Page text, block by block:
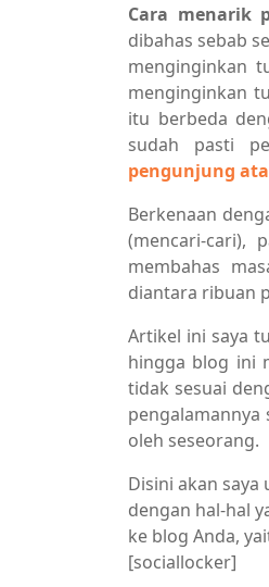
Cara menarik
dibahas sebab
menginginkan
menginginkan
itu berbeda
sudah pasti
pengunjung
Berkenaan
(mencari-cari),
membahas
diantara ribuan
Artikel ini saya
hingga blog ini
tidak sesuai
oleh seseorang.
Disini akan saya
dengan hal-hal
ke blog Anda,
[sociallocker]